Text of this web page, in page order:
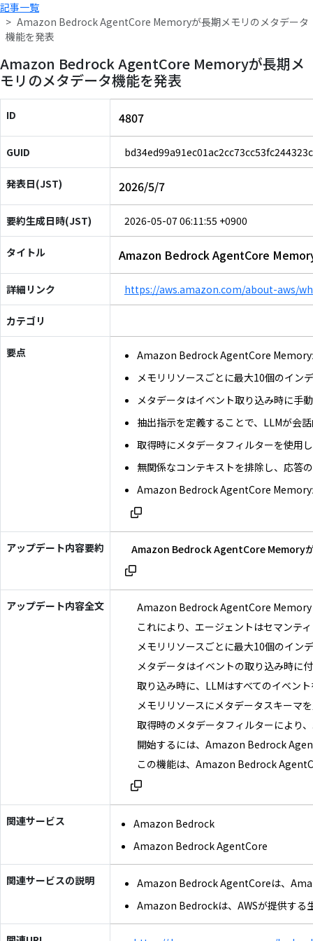
記事一覧
Amazon Bedrock AgentCore Memoryが長期メモリのメタデータ
機能を発表
Amazon Bedrock AgentCore Memoryが長期メ
モリのメタデータ機能を発表
ID 4807
GUID
発表日(JST) 2026/5/7
要約生成日時(JST) 2026-05-07 06:11:55 +0900
タイトル Amazon Bedrock AgentCore
詳細リンク https://aws.amazon.com/about-aws/
カテゴリ
要点
Amazon Bedrock AgentCore Memory
メモリリソースごとに最大10個のイン
メタデータはイベント取り込み時に手
抽出指示を定義することで、LLMが会
取得時にメタデータフィルターを使用
無関係なコンテキストを排除し、応答
Amazon Bedrock AgentCore Memory
アップデート内容要約 Amazon Bedrock AgentCore Memoryが
アップデート内容全文
Amazon Bedrock AgentCore Memory
これにより、エージェントはセマンテ
メモリリソースごとに最大10個のイン
メタデータはイベントの取り込み時に
取り込み時に、LLMはすべてのイベン
メモリリソースにメタデータスキーマ
取得時のメタデータフィルターにより
開始するには、Amazon Bedrock
この機能は、Amazon Bedrock
関連サービス
Amazon Bedrock
Amazon Bedrock AgentCore
関連サービスの説明
Amazon Bedrock AgentCoreは、
Amazon Bedrockは、AWSが提供する